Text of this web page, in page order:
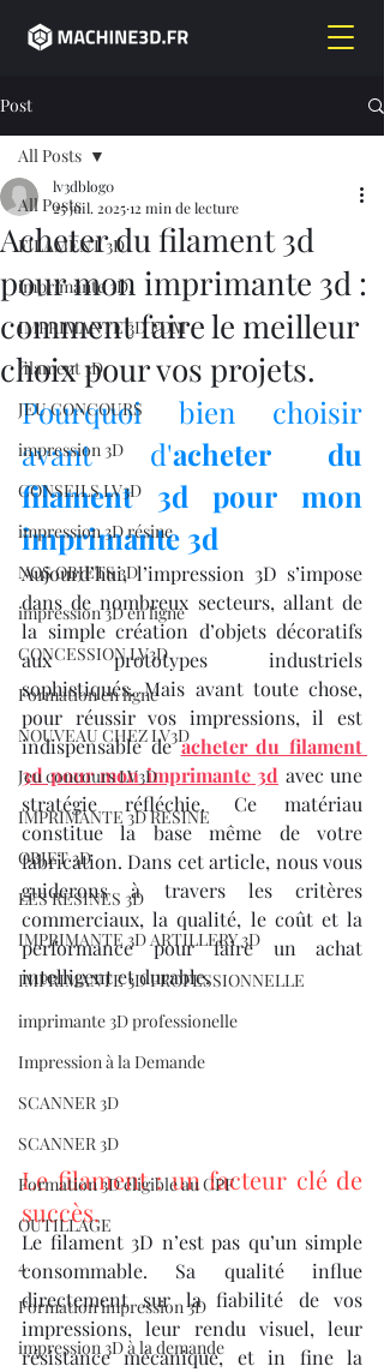
Post
All Posts
FILAMENT 3D
imprimante 3D,
IMPRIMANTE 3D FDM
filament 3D,
JEU CONCOURS
impression 3D
CONSEILS LV3D
impression 3D résine
NOS OBJETS 3D
impression 3D en ligne
CONCESSION LV3D
Formation en ligne
NOUVEAU CHEZ LV3D
Jeu concours LV3D
IMPRIMANTE 3D RESINE
OBJET 3D
LES RESINES 3D
IMPRIMANTE 3D ARTILLERY 3D
IMPRIMANTE 3D PROFESSIONNELLE
imprimante 3D professionelle
Impression à la Demande
SCANNER 3D
SCANNER 3D
Formation 3D éligible au CPF
OUTILLAGE
4
Formation impression 3D
impression 3D à la demande
All Posts
Acheter du filament 3d
pour mon imprimante 3d :
comment faire le meilleur
choix pour vos projets.
lv3dblog0
25 juil. 202512 min de lecture
Pourquoi bien choisir
avant d'acheter du
filament 3d pour mon
imprimante 3d
Aujourd’hui, l’impression 3D s’impose
dans de nombreux secteurs, allant de
la simple création d’objets décoratifs
aux prototypes industriels
sophistiqués. Mais avant toute chose,
pour réussir vos impressions, il est
indispensable de acheter du filament
3d pour mon imprimante 3d avec une
stratégie réfléchie. Ce matériau
constitue la base même de votre
fabrication. Dans cet article, nous vous
guiderons à travers les critères
commerciaux, la qualité, le coût et la
performance pour faire un achat
intelligent et durable.
Le filament : un facteur clé de
succès.
Le filament 3D n’est pas qu’un simple
consommable. Sa qualité influe
directement sur la fiabilité de vos
impressions, leur rendu visuel, leur
résistance mécanique, et in fine la